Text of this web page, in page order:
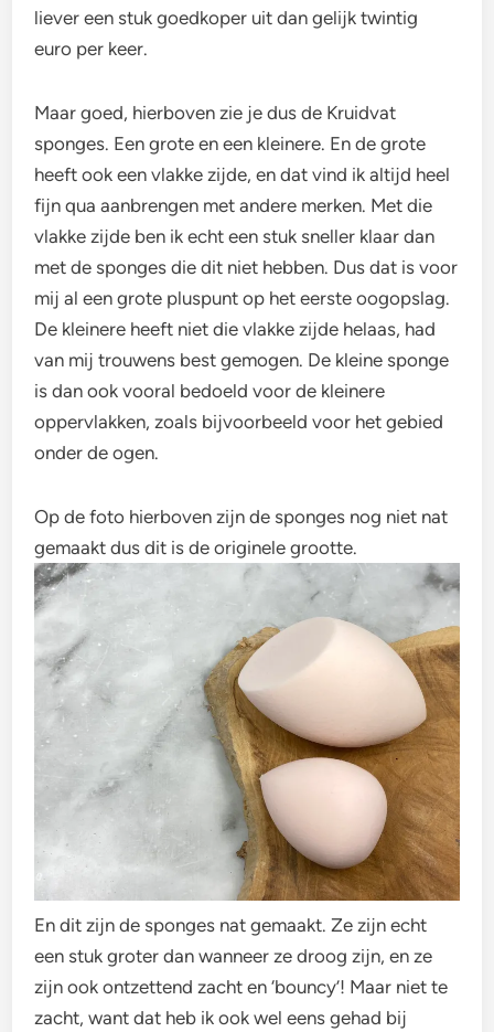
liever een stuk goedkoper uit dan gelijk twintig
euro per keer.
Maar goed, hierboven zie je dus de Kruidvat
sponges. Een grote en een kleinere. En de grote
heeft ook een vlakke zijde, en dat vind ik altijd heel
fijn qua aanbrengen met andere merken. Met die
vlakke zijde ben ik echt een stuk sneller klaar dan
met de sponges die dit niet hebben. Dus dat is voor
mij al een grote pluspunt op het eerste oogopslag.
De kleinere heeft niet die vlakke zijde helaas, had
van mij trouwens best gemogen. De kleine sponge
is dan ook vooral bedoeld voor de kleinere
oppervlakken, zoals bijvoorbeeld voor het gebied
onder de ogen.
Op de foto hierboven zijn de sponges nog niet nat
gemaakt dus dit is de originele grootte.
En dit zijn de sponges nat gemaakt. Ze zijn echt
een stuk groter dan wanneer ze droog zijn, en ze
zijn ook ontzettend zacht en ‘bouncy’! Maar niet te
zacht, want dat heb ik ook wel eens gehad bij